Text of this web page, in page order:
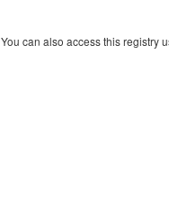
You can also access this registry